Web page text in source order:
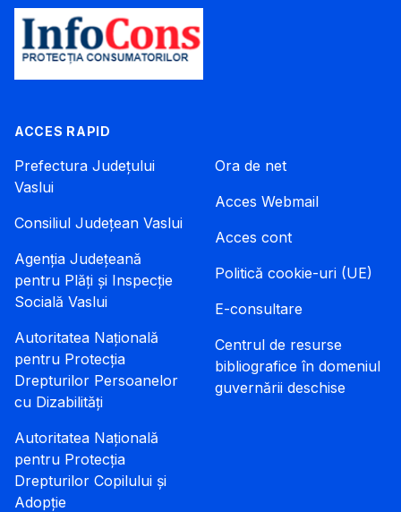
ACCES RAPID
Prefectura Județului
Vaslui
Consiliul Județean Vaslui
Agenția Județeană
pentru Plăți și Inspecție
Socială Vaslui
Autoritatea Națională
pentru Protecția
Drepturilor Persoanelor
cu Dizabilități
Autoritatea Națională
pentru Protecția
Drepturilor Copilului și
Adopție
Ora de net
Acces Webmail
Acces cont
Politică cookie-uri (UE)
E-consultare
Centrul de resurse
bibliografice în domeniul
guvernării deschise